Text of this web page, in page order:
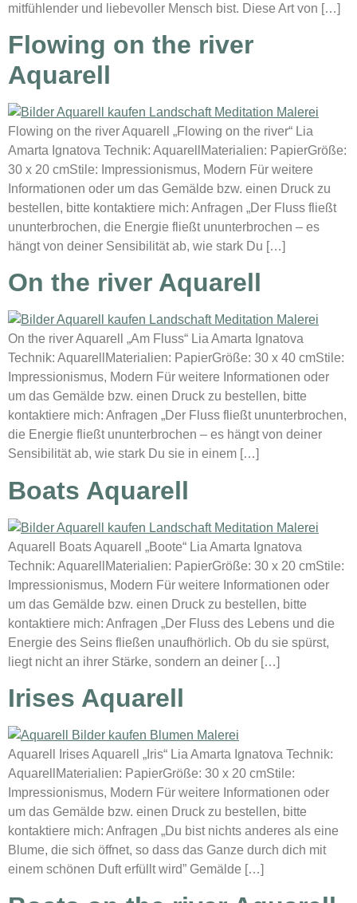
mitfühlender und liebevoller Mensch bist. Diese Art von […]
Flowing on the river
Aquarell
Flowing on the river Aquarell „Flowing on the river“ Lia
Amarta Ignatova Technik: AquarellMaterialien: PapierGröße:
30 x 20 cmStile: Impressionismus, Modern Für weitere
Informationen oder um das Gemälde bzw. einen Druck zu
bestellen, bitte kontaktiere mich: Anfragen „Der Fluss fließt
ununterbrochen, die Energie fließt ununterbrochen – es
hängt von deiner Sensibilität ab, wie stark Du […]
On the river Aquarell
On the river Aquarell „Am Fluss“ Lia Amarta Ignatova
Technik: AquarellMaterialien: PapierGröße: 30 x 40 cmStile:
Impressionismus, Modern Für weitere Informationen oder
um das Gemälde bzw. einen Druck zu bestellen, bitte
kontaktiere mich: Anfragen „Der Fluss fließt ununterbrochen,
die Energie fließt ununterbrochen – es hängt von deiner
Sensibilität ab, wie stark Du sie in einem […]
Boats Aquarell
Aquarell Boats Aquarell „Boote“ Lia Amarta Ignatova
Technik: AquarellMaterialien: PapierGröße: 30 x 20 cmStile:
Impressionismus, Modern Für weitere Informationen oder
um das Gemälde bzw. einen Druck zu bestellen, bitte
kontaktiere mich: Anfragen „Der Fluss des Lebens und die
Energie des Seins fließen unaufhörlich. Ob du sie spürst,
liegt nicht an ihrer Stärke, sondern an deiner […]
Irises Aquarell
Aquarell Irises Aquarell „Iris“ Lia Amarta Ignatova Technik:
AquarellMaterialien: PapierGröße: 30 x 20 cmStile:
Impressionismus, Modern Für weitere Informationen oder
um das Gemälde bzw. einen Druck zu bestellen, bitte
kontaktiere mich: Anfragen „Du bist nichts anderes als eine
Blume, die sich öffnet, so dass das Ganze durch dich mit
einem schönen Duft erfüllt wird” Gemälde […]